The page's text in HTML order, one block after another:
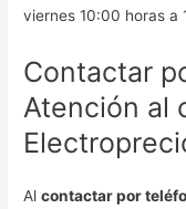
viernes 10:00 horas a
Contactar
Atención al
Alcontactar por